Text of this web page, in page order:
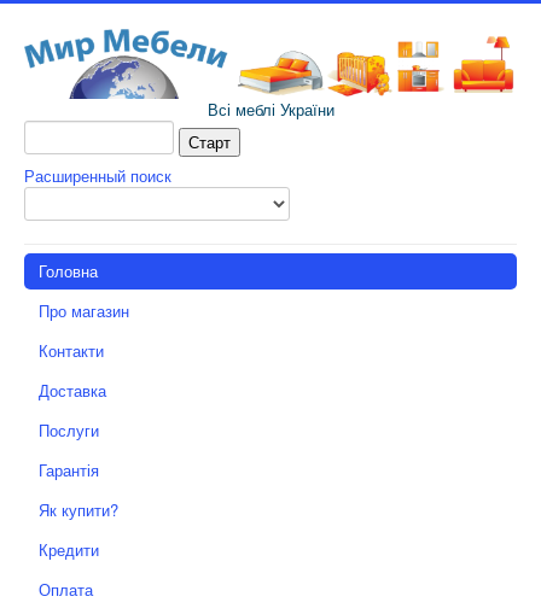
Всі меблі України
Расширенный поиск
Головна
Про магазин
Контакти
Доставка
Послуги
Гарантія
Як купити?
Кредити
Оплата